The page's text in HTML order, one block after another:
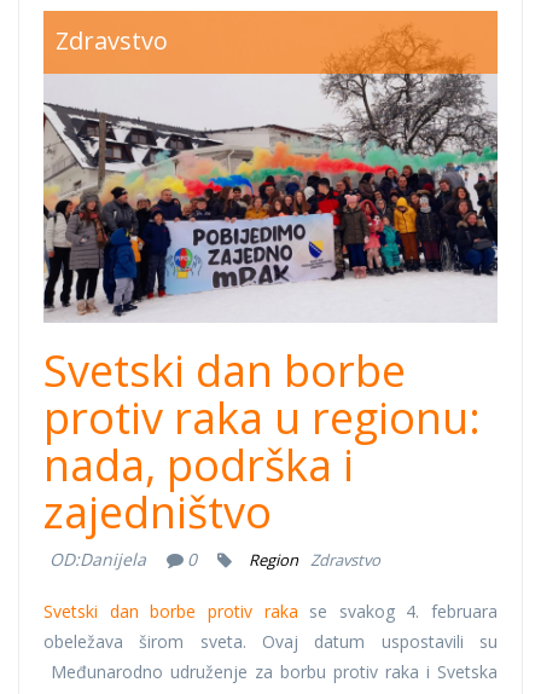
listicle-3-2-2023-
cover.png
Zdravstvo
Svetski dan borbe
protiv raka u regionu:
nada, podrška i
zajedništvo
OD:Danijela 0 Region Zdravstvo
Svetski dan borbe protiv raka se svakog 4. februara
obeležava širom sveta. Ovaj datum uspostavili su
Međunarodno udruženje za borbu protiv raka i Svetska